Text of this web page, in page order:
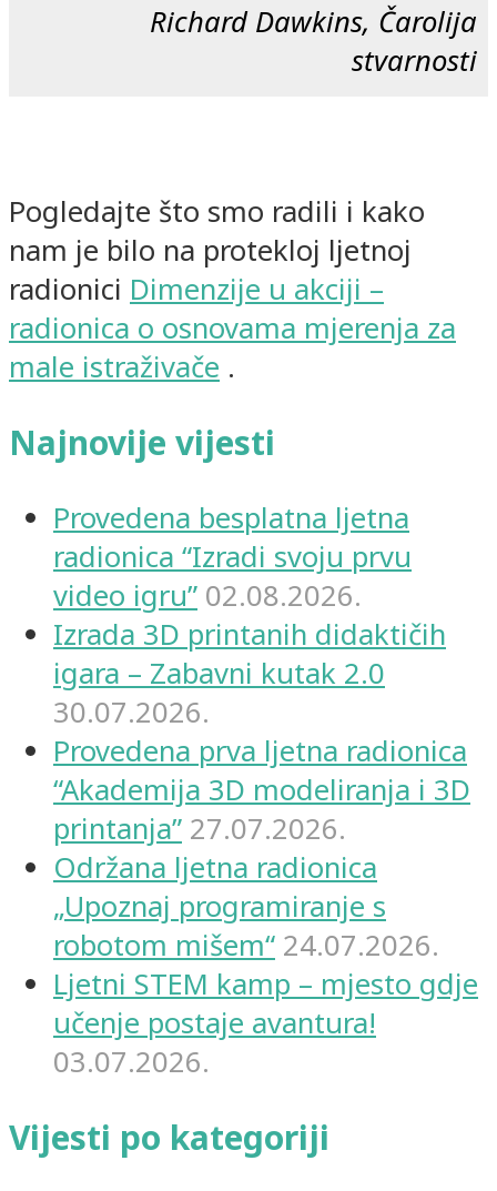
Richard Dawkins, Čarolija
stvarnosti
Pogledajte što smo radili i kako
nam je bilo na protekloj ljetnoj
radionici Dimenzije u akciji –
radionica o osnovama mjerenja za
male istraživače .
Najnovije vijesti
Provedena besplatna ljetna
radionica “Izradi svoju prvu
video igru” 02.08.2026.
Izrada 3D printanih didaktičih
igara – Zabavni kutak 2.0
30.07.2026.
Provedena prva ljetna radionica
“Akademija 3D modeliranja i 3D
printanja” 27.07.2026.
Održana ljetna radionica
„Upoznaj programiranje s
robotom mišem“ 24.07.2026.
Ljetni STEM kamp – mjesto gdje
učenje postaje avantura!
03.07.2026.
Vijesti po kategoriji